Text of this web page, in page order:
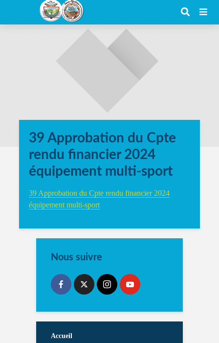
39 Approbation du Cpte
rendu financier 2024
équipement multi-sport
39 Approbation du Cpte rendu financier 2024
équipement multi-sport
Nous suivre
Accueil